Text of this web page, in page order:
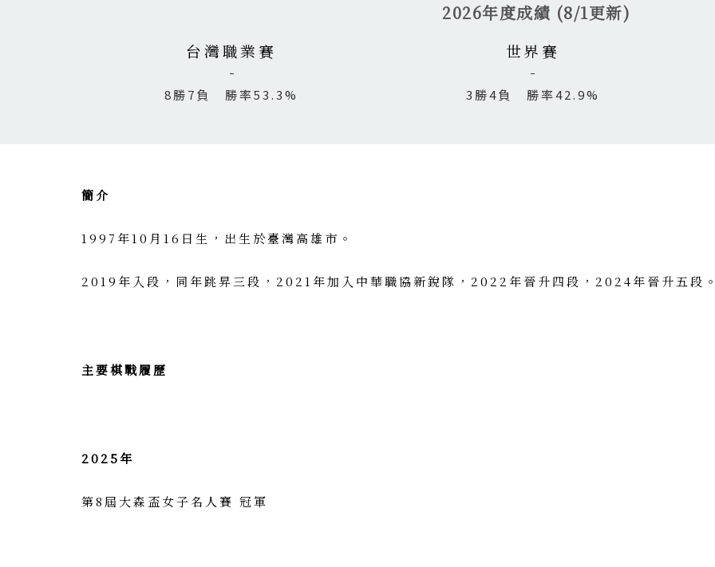
2026年度成績 (8/1更新)
台灣職業賽
8勝7負 勝率53.3%
世界賽
3勝4負 勝率42.9%
簡介
1997年10月16日生，出生於臺灣高雄市。
2019年入段，同年跳昇三段，2021年加入中華職協新銳隊，2022年晉升四段，2024年晉升五段
主要棋戰履歷
2025年
第8屆大森盃女子名人賽 冠軍